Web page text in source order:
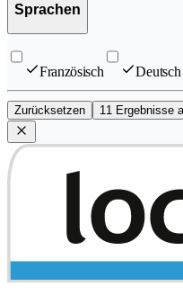
Sprachen
Französisch Deutsch
Zurücksetzen 11 Ergebnisse